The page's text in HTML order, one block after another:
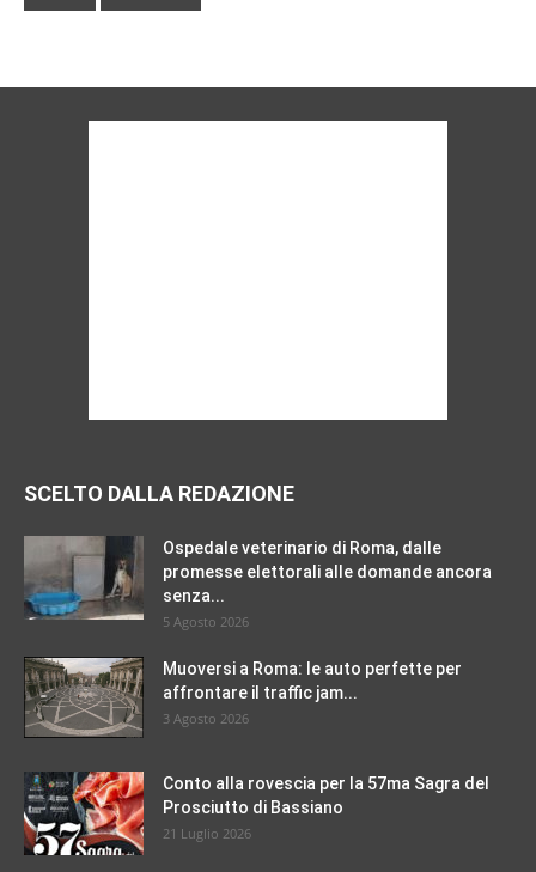
SCELTO DALLA REDAZIONE
Ospedale veterinario di Roma, dalle
promesse elettorali alle domande ancora
senza...
5 Agosto 2026
Muoversi a Roma: le auto perfette per
affrontare il traffic jam...
3 Agosto 2026
Conto alla rovescia per la 57ma Sagra del
Prosciutto di Bassiano
21 Luglio 2026